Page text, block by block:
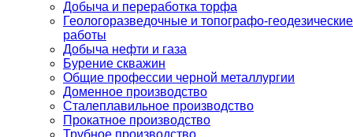
Добыча и переработка торфа
Геологоразведочные и топографо-геодезические
работы
Добыча нефти и газа
Бурение скважин
Общие профессии черной металлургии
Доменное производство
Сталеплавильное производство
Прокатное производство
Трубное производство